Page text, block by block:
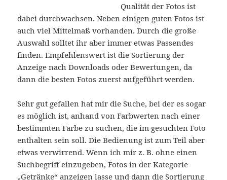
Qualität der Fotos ist
dabei durchwachsen. Neben einigen guten Fotos ist
auch viel Mittelmaß vorhanden. Durch die große
Auswahl solltet ihr aber immer etwas Passendes
finden. Empfehlenswert ist die Sortierung der
Anzeige nach Downloads oder Bewertungen, da
dann die besten Fotos zuerst aufgeführt werden.
Sehr gut gefallen hat mir die Suche, bei der es sogar
es möglich ist, anhand von Farbwerten nach einer
bestimmten Farbe zu suchen, die im gesuchten Foto
enthalten sein soll. Die Bedienung ist zum Teil aber
etwas verwirrend. Wenn ich mir z. B. ohne einen
Suchbegriff einzugeben, Fotos in der Kategorie
„Getränke“ anzeigen lasse und dann die Sortierung